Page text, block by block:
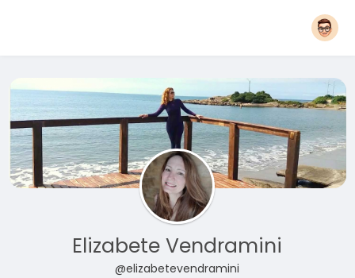
Elizabete Vendramini
@elizabetevendramini